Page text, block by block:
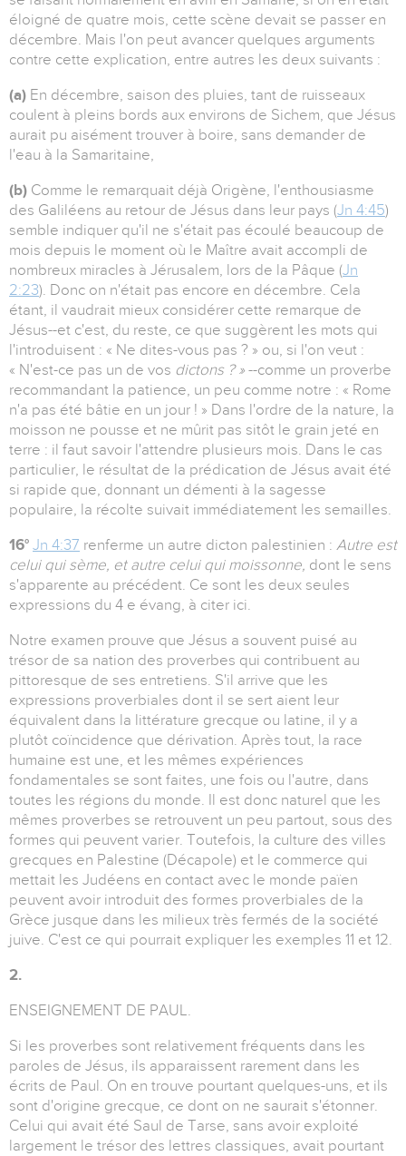
éloigné de quatre mois, cette scène devait se passer en
décembre. Mais l'on peut avancer quelques arguments
contre cette explication, entre autres les deux suivants :
(a) En décembre, saison des pluies, tant de ruisseaux
coulent à pleins bords aux environs de Sichem, que Jésus
aurait pu aisément trouver à boire, sans demander de
l'eau à la Samaritaine,
(b) Comme le remarquait déjà Origène, l'enthousiasme
des Galiléens au retour de Jésus dans leur pays (Jn 4:45)
semble indiquer qu'il ne s'était pas écoulé beaucoup de
mois depuis le moment où le Maître avait accompli de
nombreux miracles à Jérusalem, lors de la Pâque (Jn
2:23). Donc on n'était pas encore en décembre. Cela
étant, il vaudrait mieux considérer cette remarque de
Jésus--et c'est, du reste, ce que suggèrent les mots qui
l'introduisent : « Ne dites-vous pas ? » ou, si l'on veut :
« N'est-ce pas un de vos dictons ? » --comme un proverbe
recommandant la patience, un peu comme notre : « Rome
n'a pas été bâtie en un jour ! » Dans l'ordre de la nature, la
moisson ne pousse et ne mûrit pas sitôt le grain jeté en
terre : il faut savoir l'attendre plusieurs mois. Dans le cas
particulier, le résultat de la prédication de Jésus avait été
si rapide que, donnant un démenti à la sagesse
populaire, la récolte suivait immédiatement les semailles.
16° Jn 4:37 renferme un autre dicton palestinien : Autre est
celui qui sème, et autre celui qui moissonne, dont le sens
s'apparente au précédent. Ce sont les deux seules
expressions du 4 e évang, à citer ici.
Notre examen prouve que Jésus a souvent puisé au
trésor de sa nation des proverbes qui contribuent au
pittoresque de ses entretiens. S'il arrive que les
expressions proverbiales dont il se sert aient leur
équivalent dans la littérature grecque ou latine, il y a
plutôt coïncidence que dérivation. Après tout, la race
humaine est une, et les mêmes expériences
fondamentales se sont faites, une fois ou l'autre, dans
toutes les régions du monde. Il est donc naturel que les
mêmes proverbes se retrouvent un peu partout, sous des
formes qui peuvent varier. Toutefois, la culture des villes
grecques en Palestine (Décapole) et le commerce qui
mettait les Judéens en contact avec le monde païen
peuvent avoir introduit des formes proverbiales de la
Grèce jusque dans les milieux très fermés de la société
juive. C'est ce qui pourrait expliquer les exemples 11 et 12.
2.
ENSEIGNEMENT DE PAUL.
Si les proverbes sont relativement fréquents dans les
paroles de Jésus, ils apparaissent rarement dans les
écrits de Paul. On en trouve pourtant quelques-uns, et ils
sont d'origine grecque, ce dont on ne saurait s'étonner.
Celui qui avait été Saul de Tarse, sans avoir exploité
largement le trésor des lettres classiques, avait pourtant